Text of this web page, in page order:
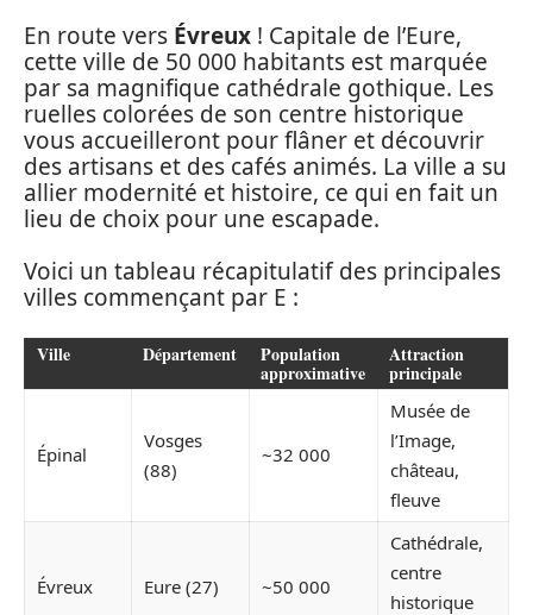
En route vers Évreux ! Capitale de l’Eure,
cette ville de 50 000 habitants est marquée
par sa magnifique cathédrale gothique. Les
ruelles colorées de son centre historique
vous accueilleront pour flâner et découvrir
des artisans et des cafés animés. La ville a su
allier modernité et histoire, ce qui en fait un
lieu de choix pour une escapade.
Voici un tableau récapitulatif des principales
villes commençant par E :
Ville Département Population
approximative
Attraction
principale
Épinal
Vosges
(88)
~32 000
Musée de
l’Image,
château,
fleuve
Évreux Eure (27) ~50 000
Cathédrale,
centre
historique